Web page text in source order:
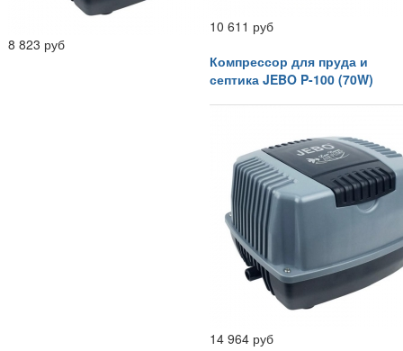
8 823 руб
10 611 руб
Компрессор для пруда и
септика JEBO P-100 (70W)
14 964 руб